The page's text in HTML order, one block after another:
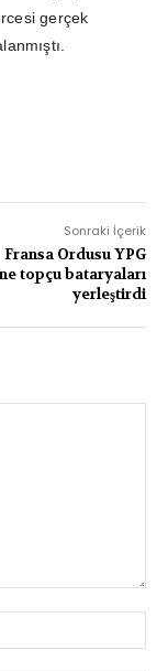
gerçek
Sonraki İçerik
Fransa Ordusu YPG
topçu bataryaları
yerleştirdi